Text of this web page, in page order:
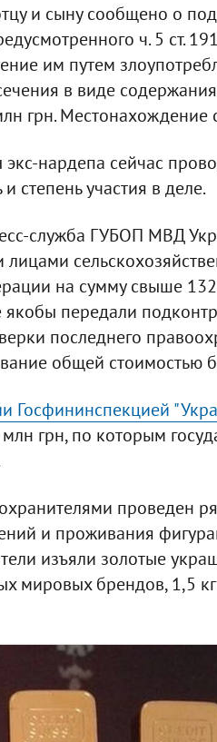
и сыну сообщено о
ч. 5 ст.
им путем
в виде
грн.
нардепа сейчас
степень участия в деле.
служба ГУБОП МВД
лицами
на сумму свыше
передали
последнего
общей стоимостью
Госфининспекцией
грн, по которым
проведен
и проживания
изъяли золотые
мировых брендов, 1,5